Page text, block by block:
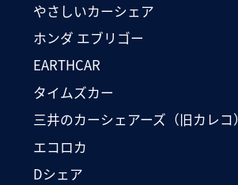
やさしいカーシェア
ホンダ エブリゴー
EARTHCAR
タイムズカー
三井のカーシェアーズ（旧カレコ）
エコロカ
Dシェア